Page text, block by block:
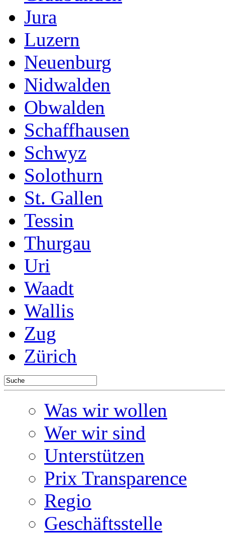
Jura
Luzern
Neuenburg
Nidwalden
Obwalden
Schaffhausen
Schwyz
Solothurn
St. Gallen
Tessin
Thurgau
Uri
Waadt
Wallis
Zug
Zürich
Was wir wollen
Wer wir sind
Unterstützen
Prix Transparence
Regio
Geschäftsstelle